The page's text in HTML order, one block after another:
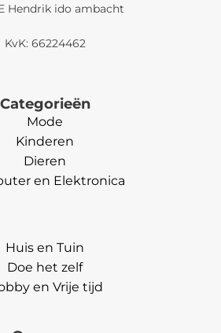
Hendrik ido ambacht
KvK: 66224462
Categorieën
Mode
Kinderen
Dieren
en Elektronica
Huis en Tuin
Doe het zelf
en Vrije tijd